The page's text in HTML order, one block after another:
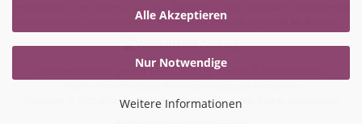
Alle Akzeptieren
Nur Notwendige
Weitere Informationen
Produktsortiment zusammengestellt. Besuchen Sie uns auch auf
Preisangaben inkl. gesetzl. MwSt. und zzgl. Service- & Versandkosten
Copyright © 2026 allsana - Produkte für Allergiker - Alle Rechte vorbehalten.